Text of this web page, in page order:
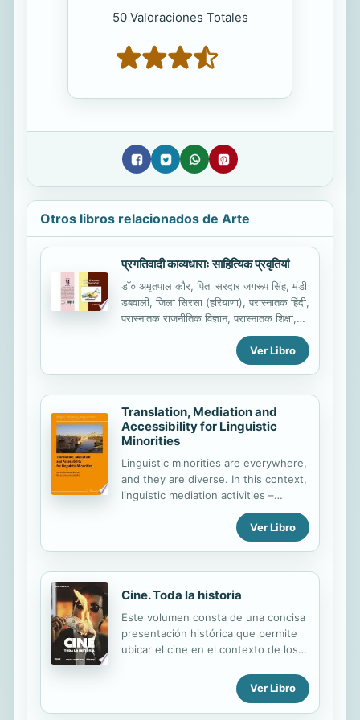
50 Valoraciones Totales
Otros libros relacionados de Arte
प्रगतिवादी काव्यधाराः साहित्यिक प्रवृतियां
डॉ० अमृतपाल कौर, पिता सरदार जगरूप सिंह, मंडी
डबवाली, जिला सिरसा (हरियाणा), परास्नातक हिंदी,
परास्नातक राजनीतिक विज्ञान, परास्नातक शिक्षा,
वाचस्पति हिंदी, वाचस्पति शिक्षा, पी.एच.डी. शिक्षा,
पिछले १५ वर्षों से अध्ययन एवं शोध कार्य कर...
Ver Libro
Translation, Mediation and
Accessibility for Linguistic
Minorities
Linguistic minorities are everywhere,
and they are diverse. In this context,
linguistic mediation activities –
whether translation or interpreting –
are key to the social inclusion of any
kind of linguistic minority. In most
minorities coexist with
foreignspeaking minorities and
who rely linguistically or medially
adapted on texts to access
information. The present volume
draws on this broad understanding
of the concept of linguistic minorities
to explore some of the newest
Ver Libro
Cine. Toda la historia
Este volumen consta de una concisa
presentación histórica que permite
ubicar el cine en el contexto de los
etapa de su desarrollo. Organizado
cronológicamente, el libro traza la
evolución del cine, desde los más
Ver Libro